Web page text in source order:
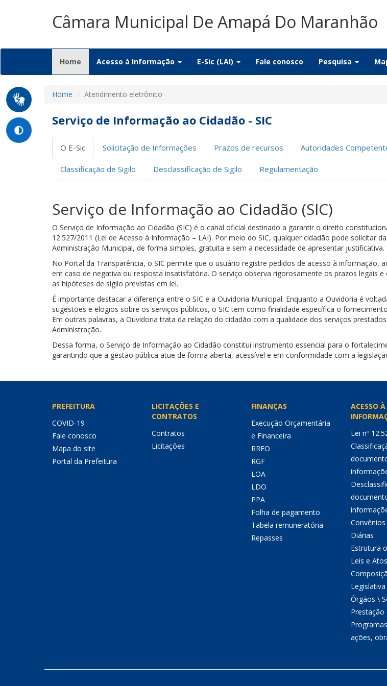
Câmara Municipal De Amapá Do Maranhão
Home (current)
Acesso à Informação E-Sic (LAI) Fale conosco Pesquisa
Home Atendimento eletrônico
Serviço de Informação ao Cidadão - SIC
O E-Sic Solicitação de Informações Prazos de recursos Autoridades
Classificação de Sigilo Desclassificação de Sigilo Regulamentação
Serviço de Informação ao Cidadão (SIC)
O Serviço de Informação ao Cidadão (SIC) é o canal oficial destinado a garantir o direito
12.527/2011 (Lei de Acesso à Informação – LAI). Por meio do SIC, qualquer cidadão pode solicitar
Administração Municipal, de forma simples, gratuita e sem a necessidade de apresentar justificativa.
No Portal da Transparência, o SIC permite que o usuário registre pedidos de acesso à informação,
em caso de negativa ou resposta insatisfatória. O serviço observa rigorosamente os prazos legais
as hipóteses de sigilo previstas em lei.
É importante destacar a diferença entre o SIC e a Ouvidoria Municipal. Enquanto a Ouvidoria é
sugestões e elogios sobre os serviços públicos, o SIC tem como finalidade específica o
Em outras palavras, a Ouvidoria trata da relação do cidadão com a qualidade dos serviços
Administração.
Dessa forma, o Serviço de Informação ao Cidadão constitui instrumento essencial para o
garantindo que a gestão pública atue de forma aberta, acessível e em conformidade com a
PREFEITURA
COVID-19
Fale conosco
Mapa do site
Portal da Prefeitura
LICITAÇÕES E
CONTRATOS
Contratos
Licitações
FINANÇAS
Execução Orçamentária
e Financeira
RREO
RGF
LOA
LDO
PPA
Folha de pagamento
Tabela remuneratória
Repasses
ACESSO À
Lei nº
Convênios
Diárias
Estrutura
Leis e
Legislativa
Órgãos \
Prestação
ações,